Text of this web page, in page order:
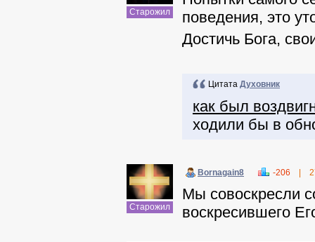
Старожил
поведения, это
Достичь Бога,
Цитата Духовник
как был
ходили бы в
Старожил
Bornagain8 -206
Мы совоскресли
воскресившего